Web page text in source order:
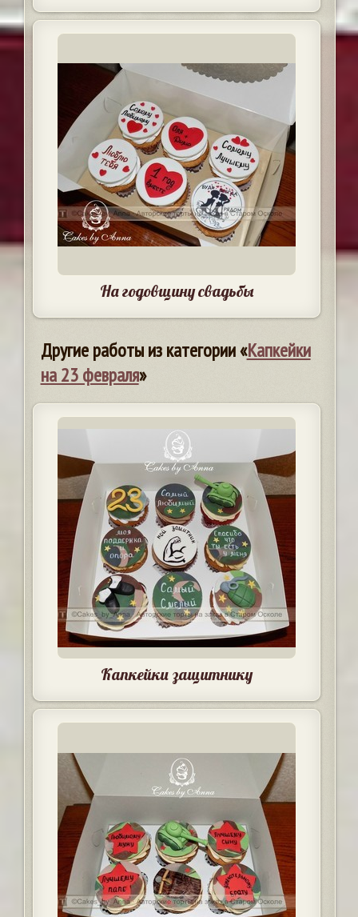
На годовщину свадьбы
Другие работы из категории «Капкейки
на 23 февраля»
Капкейки защитнику